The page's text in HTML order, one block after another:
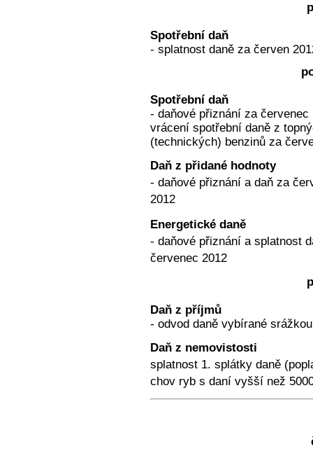
Spotřební daň
- splatnost daně za červen
Spotřební daň
- daňové přiznání za
vrácení spotřební daně z
(technických) benzinů za
Daň z přidané hodnoty
- daňové přiznání a daň za
2012
Energetické daně
- daňové přiznání a splatnost
červenec 2012
Daň z příjmů
- odvod daně vybírané
Daň z nemovistosti
splatnost 1. splátky daně
chov ryb s daní vyšší než